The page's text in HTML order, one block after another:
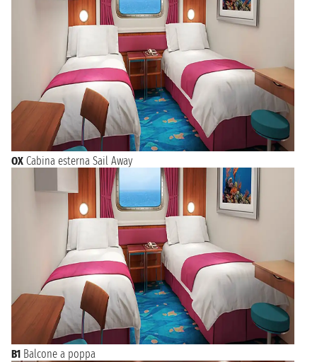
OX Cabina esterna Sail Away
B1 Balcone a poppa